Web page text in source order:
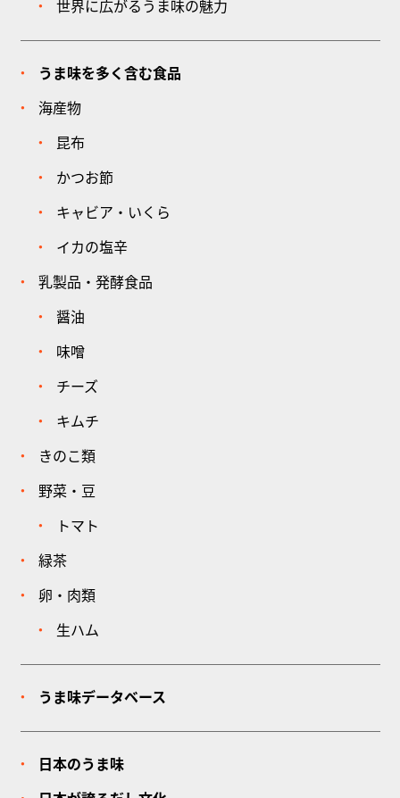
世界に広がるうま味の魅力
うま味を多く含む食品
海産物
昆布
かつお節
キャビア・いくら
イカの塩辛
乳製品・発酵食品
醤油
味噌
チーズ
キムチ
きのこ類
野菜・豆
トマト
緑茶
卵・肉類
生ハム
うま味データベース
日本のうま味